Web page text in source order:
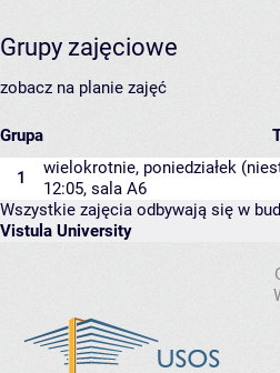
Grupy zajęciowe
zobacz na planie zajęć
Grupa
1
wielokrotnie, poniedziałek
12:05, sala A6
Wszystkie zajęcia odbywają się w
Vistula University